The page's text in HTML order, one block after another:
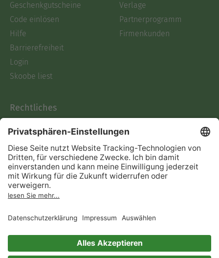
Geschenkgutscheine
Code einlösen
Hilfe
Barrierefreiheit
Login
Skoobe liest
Verlage
Partnerprogramm
Firmenkunden
Rechtliches
AGB
Informationen nach Data
Act
Verträge hier kündigen
Impressum
Immer ein gutes Buch